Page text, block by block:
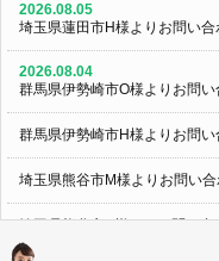
2026.08.05
埼玉県蓮田市H様よりお問い
2026.08.04
群馬県伊勢崎市O様よりお問
群馬県伊勢崎市H様よりお問
埼玉県熊谷市M様よりお問い
埼玉県熊谷市S様よりお問い